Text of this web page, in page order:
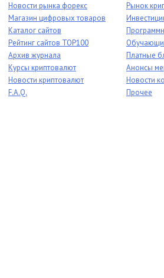
Новости рынка форекс
Магазин цифровых товаров
Каталог сайтов
Рейтинг сайтов TOP100
Архив журнала
Курсы криптовалют
Новости криптовалют
F.A.Q.
Рынок
Платные
Анонсы
Новости
Прочее